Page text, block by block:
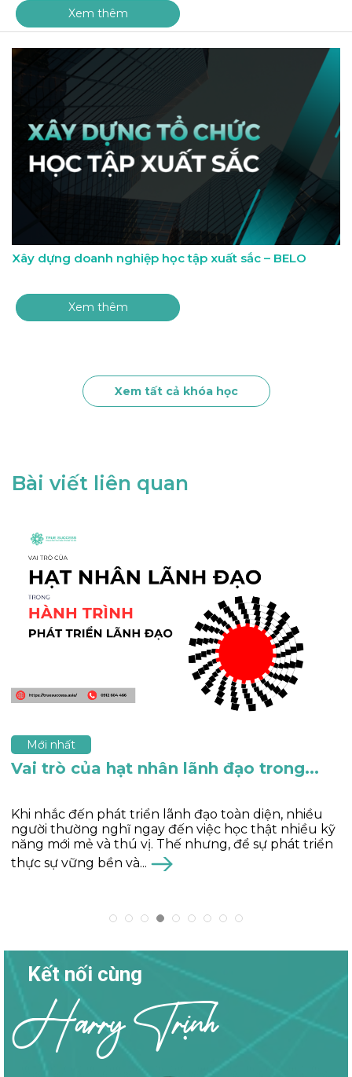
Xem thêm
Xây dựng doanh nghiệp học tập xuất sắc – BELO
Xem thêm
Xem tất cả khóa học
Bài viết liên quan
Mới nhất
Vai trò của hạt nhân lãnh đạo trong...
Khi nhắc đến phát triển lãnh đạo toàn diện, nhiều
người thường nghĩ ngay đến việc học thật nhiều kỹ
năng mới mẻ và thú vị. Thế nhưng, để sự phát triển
thực sự vững bền và...
Kết nối cùng
Harry Trịnh